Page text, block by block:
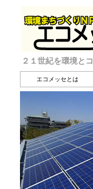
２１世紀を環境と
エコメッセとは